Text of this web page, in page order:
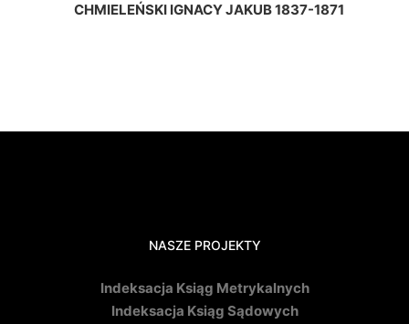
CHMIELEŃSKI IGNACY JAKUB 1837-1871
NASZE PROJEKTY
Indeksacja Ksiąg Metrykalnych
Indeksacja Ksiąg Sądowych